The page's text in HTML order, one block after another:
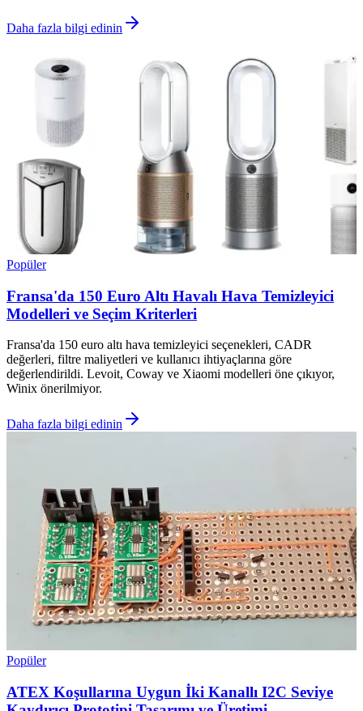
Daha fazla bilgi edinin
Popüler
Fransa'da 150 Euro Altı Havalı Hava Temizleyici
Modelleri ve Seçim Kriterleri
Fransa'da 150 euro altı hava temizleyici seçenekleri, CADR
değerleri, filtre maliyetleri ve kullanıcı ihtiyaçlarına göre
değerlendirildi. Levoit, Coway ve Xiaomi modelleri öne çıkıyor,
Winix önerilmiyor.
Daha fazla bilgi edinin
Popüler
ATEX Koşullarına Uygun İki Kanallı I2C Seviye